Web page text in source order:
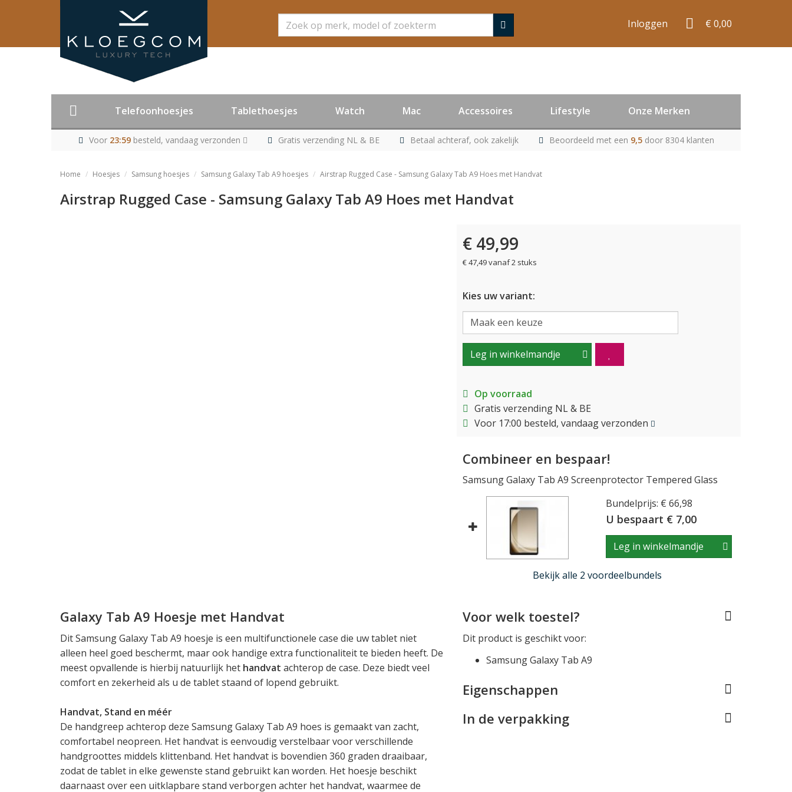
Zoeken Inloggen € 0,00
Telefoonhoesjes Tablethoesjes Watch Mac Accessoires Lifestyle Onze Merken
Voor 23:59besteld, vandaag verzonden Gratis verzending NL & BE Betaal achteraf, ook zakelijk Beoordeeld met een 9,5 door 8304 klanten
Home Hoesjes Samsung hoesjes Samsung Galaxy Tab A9 hoesjes Airstrap Rugged Case - Samsung Galaxy Tab A9 Hoes met Handvat
Airstrap Rugged Case - Samsung Galaxy Tab A9 Hoes met Handvat
€ 49,99
€ 47,49 vanaf 2 stuks
Kies uw variant:
Leg in winkelmandje
Op voorraad
Gratis verzending NL & BE
Voor 17:00 besteld, vandaag verzonden
Combineer en bespaar!
Samsung Galaxy Tab A9 Screenprotector Tempered Glass
Bundelprijs: € 66,98
U bespaart € 7,00
Leg in winkelmandje
Bekijk alle 2 voordeelbundels
Galaxy Tab A9 Hoesje met Handvat
Dit Samsung Galaxy Tab A9 hoesje is een multifunctionele case die uw tablet niet
alleen heel goed beschermt, maar ook handige extra functionaliteit te bieden heeft. De
meest opvallende is hierbij natuurlijk het handvat achterop de case. Deze biedt veel
comfort en zekerheid als u de tablet staand of lopend gebruikt.
Handvat, Stand en méér
De handgreep achterop deze Samsung Galaxy Tab A9 hoes is gemaakt van zacht,
comfortabel neopreen. Het handvat is eenvoudig verstelbaar voor verschillende
handgroottes middels klittenband. Het handvat is bovendien 360 graden draaibaar,
zodat de tablet in elke gewenste stand gebruikt kan worden. Het hoesje beschikt
daarnaast over een uitklapbare stand verborgen achter het handvat, waarmee de
Voor welk toestel?
Dit product is geschikt voor:
Samsung Galaxy Tab A9
Eigenschappen
In de verpakking